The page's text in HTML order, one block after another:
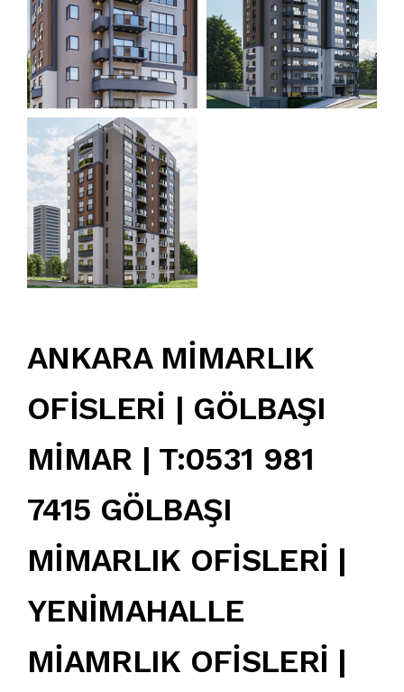
ANKARA MİMARLIK
OFİSLERİ | GÖLBAŞI
MİMAR | T:0531 981
7415 GÖLBAŞI
MİMARLIK OFİSLERİ |
YENİMAHALLE
MİAMRLIK OFİSLERİ |